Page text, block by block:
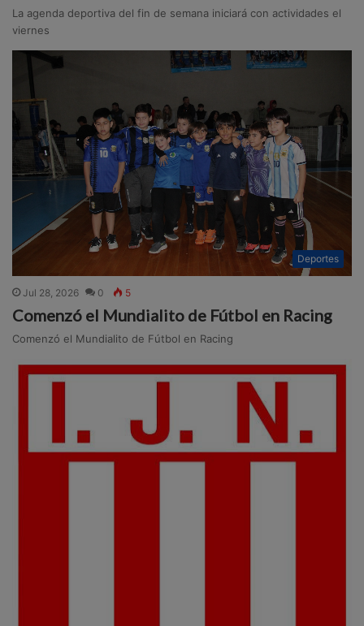
La agenda deportiva del fin de semana iniciará con actividades el
viernes
Deportes
Jul 28, 2026 0 5
Comenzó el Mundialito de Fútbol en Racing
Comenzó el Mundialito de Fútbol en Racing